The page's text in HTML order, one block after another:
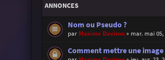
ANNONCES
Nom ou Pseudo ?
par Maxime Daviron» mar. mai 05,
Comment mettre une image